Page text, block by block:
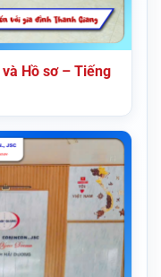
Hồ sơ – Tiếng